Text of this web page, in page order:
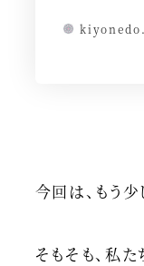
今回は、もう
そもそも、私